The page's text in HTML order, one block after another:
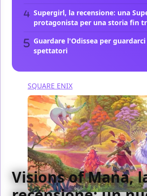
Supergirl, la recensione: una
protagonista per una storia fin
Guardare l'Odissea per
spettatori
SQUARE ENIX
Visions of Mana,